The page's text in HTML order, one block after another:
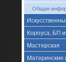
Общая
Корпуса, БП
Мастерская
Материнские